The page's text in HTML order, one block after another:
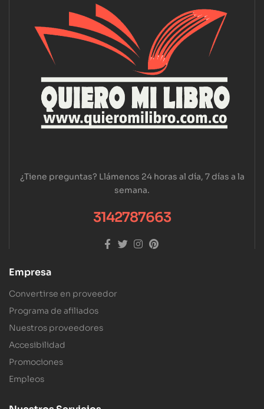
¿Tiene preguntas? Llámenos 24 horas al día, 7 días a la
semana.
3142787663
Empresa
Convertirse en proveedor
Programa de afiliados
Nuestros proveedores
Accesibilidad
Promociones
Empleos